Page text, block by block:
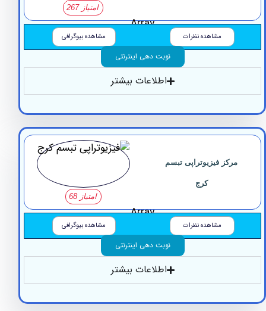
Array
مشاهده نظرات مشاهده بیوگرافی
نوبت دهی اینترنتی
اطلاعات بیشتر
فیزیوتراپی تبسم
Array
مشاهده نظرات مشاهده بیوگرافی
نوبت دهی اینترنتی
اطلاعات بیشتر